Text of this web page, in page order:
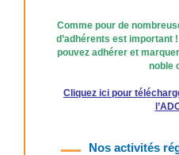
Comme pour de
d’adhérents est important
pouvez adhérer et
noble
Cliquez ici pour
Nos activités